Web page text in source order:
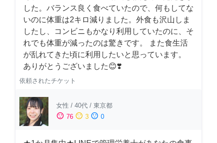
した。バランス良く食べていたので、何もしてな
いのに体重は2キロ減りました。外食も沢山しま
したし、コンビニもかなり利用していたのに、そ
れでも体重が減ったのは驚きです。 また食生活
が乱れてきた頃に利用したいと思っています。
ありがとうございました😊❣️
依頼されたチケット
女性 / 40代 / 東京都
sentiment_satisfied 76 sentiment_neutral 3 sentiment_dissatisfied 0